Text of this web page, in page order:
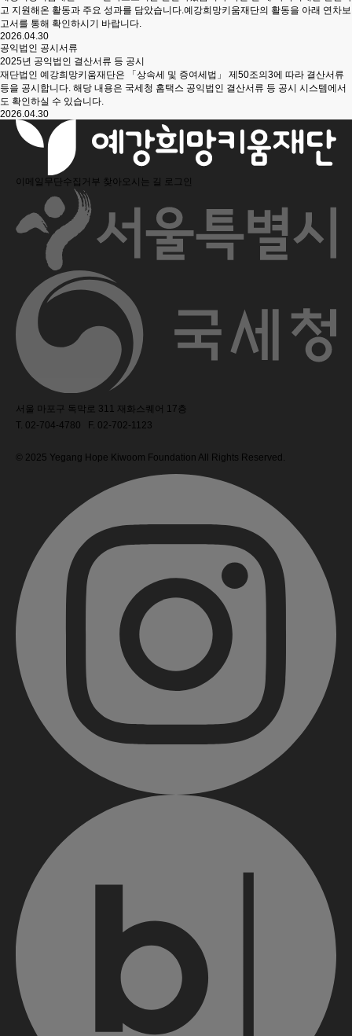
고 지원해온 활동과 주요 성과를 담았습니다.예강희망키움재단의 활동을 아래 연차보
고서를 통해 확인하시기 바랍니다.
2026.04.30
공익법인 공시서류
2025년 공익법인 결산서류 등 공시
재단법인 예강희망키움재단은 「상속세 및 증여세법」 제50조의3에 따라 결산서류
등을 공시합니다. 해당 내용은 국세청 홈택스 공익법인 결산서류 등 공시 시스템에서
도 확인하실 수 있습니다.
2026.04.30
이메일무단수집거부 찾아오시는 길 로그인
서울 마포구 독막로 311 재화스퀘어 17층
T. 02-704-4780 F. 02-702-1123
© 2025 Yegang Hope Kiwoom Foundation All Rights Reserved.